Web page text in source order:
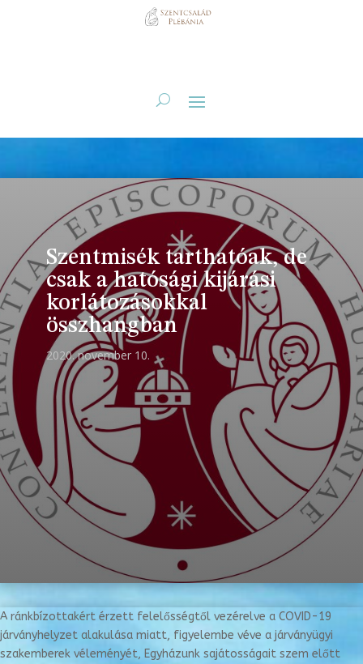
Szentmisék tarthatóak, de
csak a hatósági kijárási
korlátozásokkal
összhangban
2020. november 10.
A ránkbízottakért érzett felelősségtől vezérelve a COVID-19
járványhelyzet alakulása miatt, figyelembe véve a járványügyi
szakemberek véleményét, Egyházunk sajátosságait szem előtt